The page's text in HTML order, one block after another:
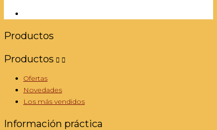
Productos
Productos  
Ofertas
Novedades
Los más vendidos
Información práctica